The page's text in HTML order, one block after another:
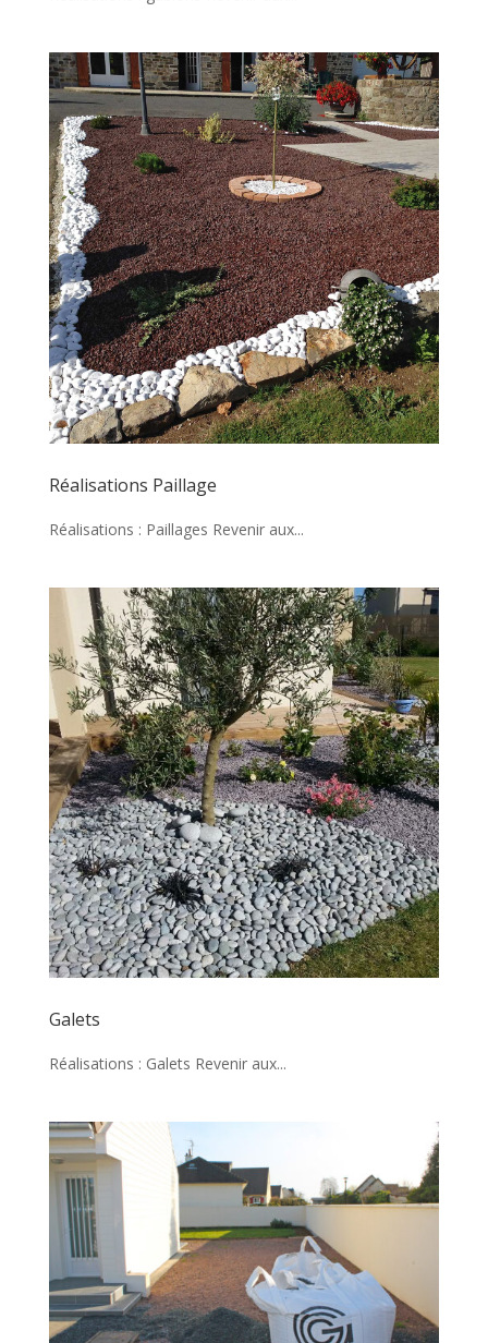
Réalisations Paillage
Réalisations : Paillages Revenir aux...
Galets
Réalisations : Galets Revenir aux...